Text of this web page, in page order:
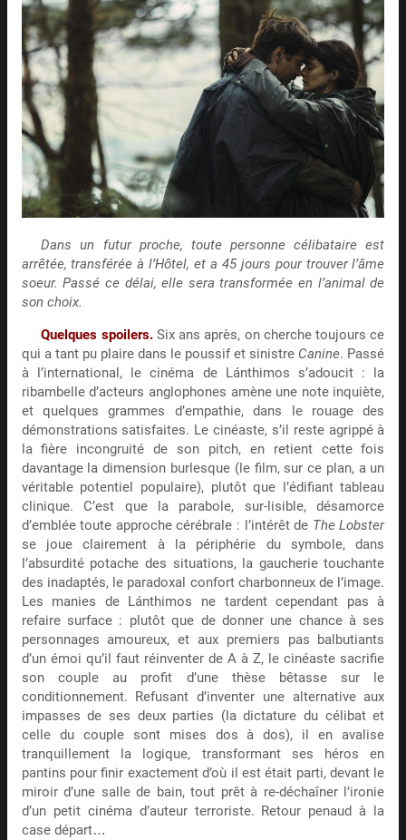
Dans un futur proche, toute personne célibataire est
arrêtée, transférée à l’Hôtel, et a 45 jours pour trouver l’âme
soeur. Passé ce délai, elle sera transformée en l’animal de
son choix.
Quelques spoilers.Six ans après, on cherche toujours ce
qui a tant pu plaire dans le poussif et sinistre Canine. Passé
à l’international, le cinéma de Lánthimos s’adoucit : la
ribambelle d’acteurs anglophones amène une note inquiète,
et quelques grammes d’empathie, dans le rouage des
démonstrations satisfaites. Le cinéaste, s’il reste agrippé à
la fière incongruité de son pitch, en retient cette fois
davantage la dimension burlesque (le film, sur ce plan, a un
véritable potentiel populaire), plutôt que l’édifiant tableau
clinique. C’est que la parabole, sur-lisible, désamorce
d’emblée toute approche cérébrale : l’intérêt de The Lobster
se joue clairement à la périphérie du symbole, dans
l’absurdité potache des situations, la gaucherie touchante
des inadaptés, le paradoxal confort charbonneux de l’image.
Les manies de Lánthimos ne tardent cependant pas à
refaire surface : plutôt que de donner une chance à ses
personnages amoureux, et aux premiers pas balbutiants
d’un émoi qu’il faut réinventer de A à Z, le cinéaste sacrifie
son couple au profit d’une thèse bêtasse sur le
conditionnement. Refusant d’inventer une alternative aux
impasses de ses deux parties (la dictature du célibat et
celle du couple sont mises dos à dos), il en avalise
tranquillement la logique, transformant ses héros en
pantins pour finir exactement d’où il est était parti, devant le
miroir d’une salle de bain, tout prêt à re-déchaîner l’ironie
d’un petit cinéma d’auteur terroriste. Retour penaud à la
case départ…